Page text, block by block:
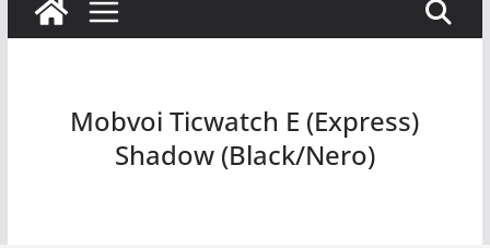
Mobvoi Ticwatch E (Express)
Shadow (Black/Nero)